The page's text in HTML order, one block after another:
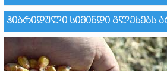
ᲰᲘᲑᲠᲘᲓᲣᲚᲘ ᲡᲘᲛᲘᲜᲓᲘ ᲒᲚᲔᲮᲔᲑᲡ